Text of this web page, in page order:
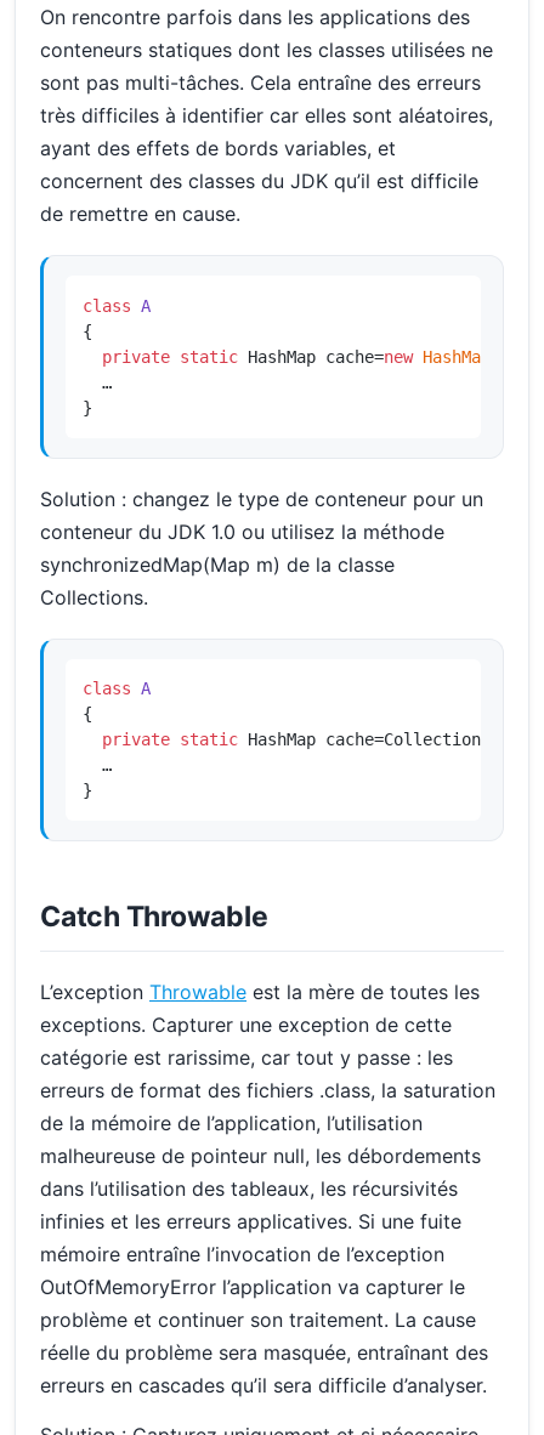
On rencontre parfois dans les applications des
conteneurs statiques dont les classes utilisées ne
sont pas multi-tâches. Cela entraîne des erreurs
très difficiles à identifier car elles sont aléatoires,
ayant des effets de bords variables, et
concernent des classes du JDK qu’il est difficile
de remettre en cause.
class A
{
private static HashMap cache=new HashMap
  …
}
Solution : changez le type de conteneur pour un
conteneur du JDK 1.0 ou utilisez la méthode
synchronizedMap(Map m) de la classe
Collections.
class A
{
private static HashMap cache=Collections.
  …
}
Catch Throwable
L’exception Throwable est la mère de toutes les
exceptions. Capturer une exception de cette
catégorie est rarissime, car tout y passe : les
erreurs de format des fichiers .class, la saturation
de la mémoire de l’application, l’utilisation
malheureuse de pointeur null, les débordements
dans l’utilisation des tableaux, les récursivités
infinies et les erreurs applicatives. Si une fuite
mémoire entraîne l’invocation de l’exception
OutOfMemoryError l’application va capturer le
problème et continuer son traitement. La cause
réelle du problème sera masquée, entraînant des
erreurs en cascades qu’il sera difficile d’analyser.